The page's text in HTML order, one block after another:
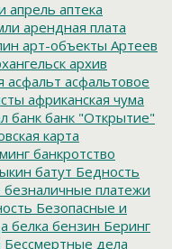
апрель аптека
арендная плата
арт-объекты Артеев
архив
асфальт асфальтовое
африканская чума
банк банк "Открытие"
карта
банкротство
батут Бедность
безналичные платежи
Безопасные и
белка бензин Беринг
Бессмертные дела